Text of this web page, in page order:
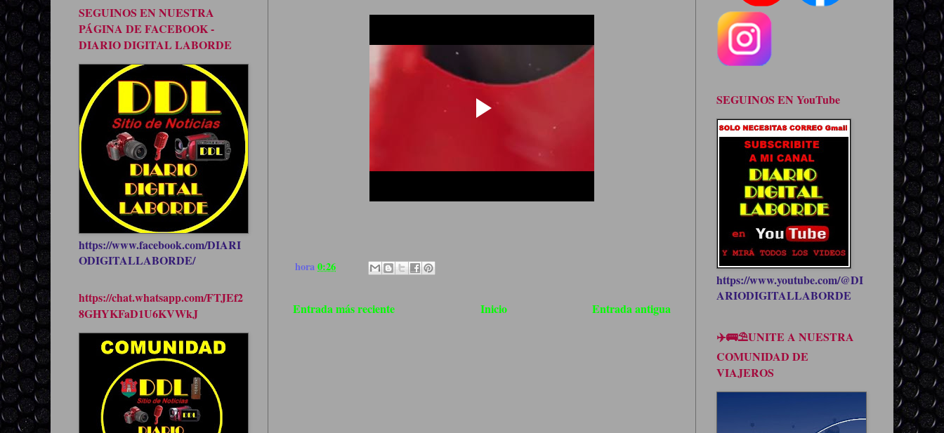
hora0:26
Entrada más reciente Entrada antigua
Inicio
SEGUINOS EN NUESTRA
PÁGINA DE FACEBOOK -
DIARIO DIGITAL LABORDE
https://www.facebook.com/DIARI
ODIGITALLABORDE/
https://chat.whatsapp.com/FTJEf2
8GHYKFaD1U6KVWkJ
SEGUINOS EN YouTube
https://www.youtube.com/@DI
ARIODIGITALLABORDE
✈️🚌⛱UNITE A NUESTRA
COMUNIDAD DE
VIAJEROS